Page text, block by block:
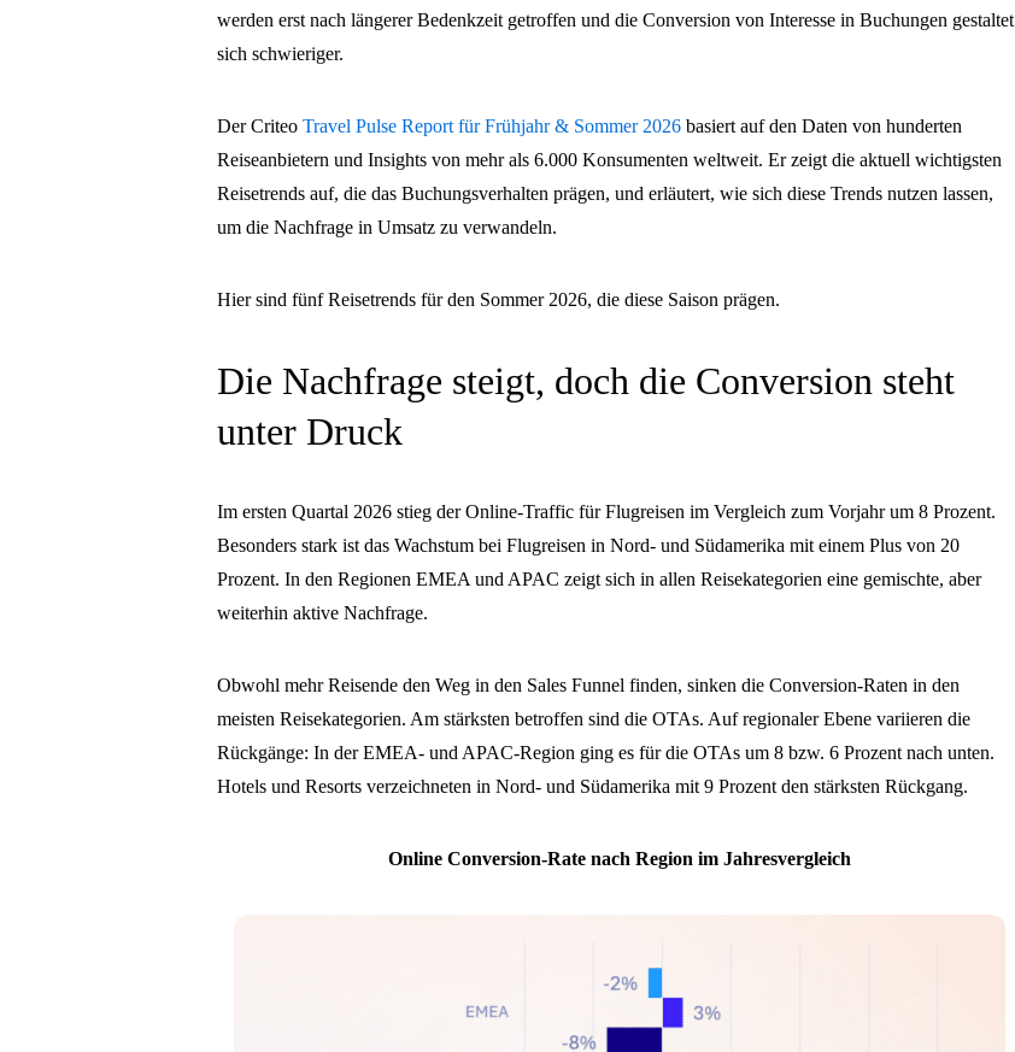
werden erst nach längerer Bedenkzeit getroffen und die Conversion von Interesse in Buchungen gestaltet
sich schwieriger.
Der CriteoTravel Pulse Report für Frühjahr & Sommer 2026 basiert auf den Daten von hunderten
Reiseanbietern und Insights von mehr als 6.000 Konsumenten weltweit. Er zeigt die aktuell wichtigsten
Reisetrends auf, die das Buchungsverhalten prägen, und erläutert, wie sich diese Trends nutzen lassen,
um die Nachfrage in Umsatz zu verwandeln.
Hier sind fünf Reisetrends für den Sommer 2026, die diese Saison prägen.
Die Nachfrage steigt, doch die Conversion steht
unter Druck
Im ersten Quartal 2026 stieg der Online-Traffic für Flugreisen im Vergleich zum Vorjahr um 8 Prozent.
Besonders stark ist das Wachstum bei Flugreisen in Nord- und Südamerika mit einem Plus von 20
Prozent. In den Regionen EMEA und APAC zeigt sich in allen Reisekategorien eine gemischte, aber
weiterhin aktive Nachfrage.
Obwohl mehr Reisende den Weg in den Sales Funnel finden, sinken die Conversion-Raten in den
meisten Reisekategorien. Am stärksten betroffen sind die OTAs. Auf regionaler Ebene variieren die
Rückgänge: In der EMEA- und APAC-Region ging es für die OTAs um 8 bzw. 6 Prozent nach unten.
Hotels und Resorts verzeichneten in Nord- und Südamerika mit 9 Prozent den stärksten Rückgang.
Online Conversion-Rate nach Region im Jahresvergleich